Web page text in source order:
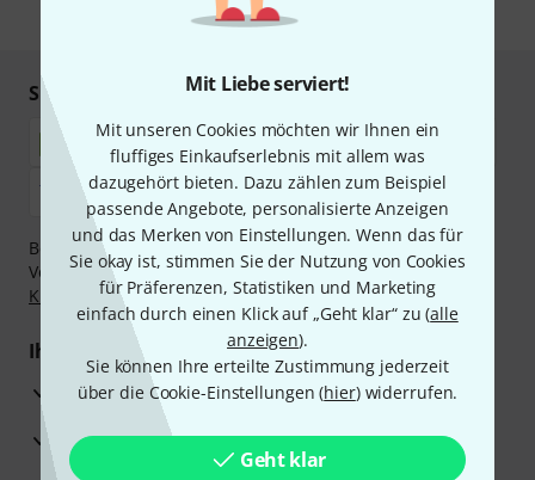
Mit Liebe serviert!
Mit unseren Cookies möchten wir Ihnen ein
fluffiges Einkaufserlebnis mit allem was
dazugehört bieten. Dazu zählen zum Beispiel
passende Angebote, personalisierte Anzeigen
und das Merken von Einstellungen. Wenn das für
Sie okay ist, stimmen Sie der Nutzung von Cookies
für Präferenzen, Statistiken und Marketing
einfach durch einen Klick auf „Geht klar“ zu (alle
anzeigen).
Sie können Ihre erteilte Zustimmung jederzeit
über die Cookie-Einstellungen (hier) widerrufen.
Geht klar
* Pflichtfeld
Sicher einkaufen & bezahlen
Bezahlen Sie vertraulich und sicher per Nachnahme,
Vorkasse, PayPal, Amazon Pay,Klarna Sofort bezahlen,
Klarna Ratenzahlungoder Kreditkarte.
Ihre Vorteile
3 Jahre Thomann Garantie
30 Tage Money-Back-Garantie